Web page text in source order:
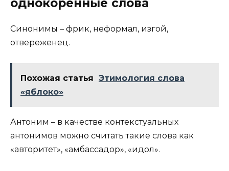
Синонимы – фрик, неформал, изгой,
отвереженец.
Похожая статья Этимология слова
«яблоко»
Антоним – в качестве контекстуальных
антонимов можно считать такие слова как
«авторитет», «амбассадор», «идол».